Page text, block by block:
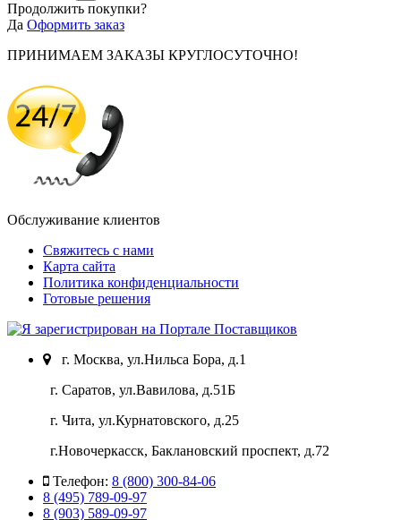
Продолжить покупки?
Да Оформить заказ
ПРИНИМАЕМ ЗАКАЗЫ КРУГЛОСУТОЧНО!
Обслуживание клиентов
Свяжитесь с нами
Карта сайта
Политика конфиденциальности
Готовые решения
г. Москва, ул.Нильса Бора, д.1
г. Саратов, ул.Вавилова, д.51Б
г. Чита, ул.Курнатовского, д.25
г.Новочеркасск, Баклановский проспект, д.72
Телефон: 8 (800) 300-84-06
8 (495) 789-09-97
8 (903) 589-09-97